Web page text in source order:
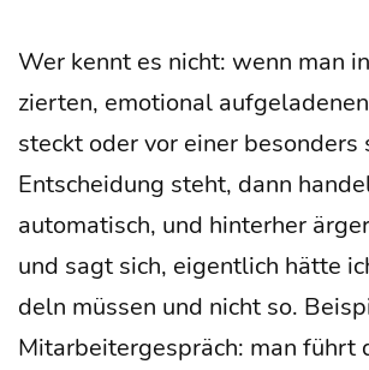
Wer kennt es nicht: wenn man
zier­ten, emo­tio­nal
steckt oder vor einer beson­ders
Ent­schei­dung steht, dann
auto­ma­tisch, und hin­ter­her
und sagt sich, eigent­lich hät­te
deln müs­sen und nicht so.
Mit­ar­bei­ter­ge­spräch: man